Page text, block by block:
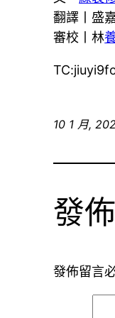
翻譯丨盛
審校丨林
10 1 月,
發
發佈留言